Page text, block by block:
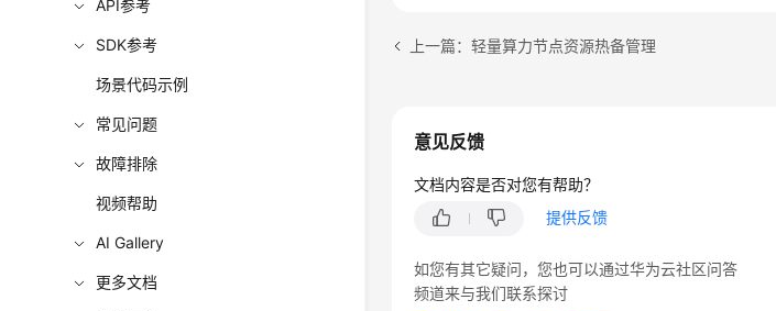
API参考
SDK参考
场景代码示例
常见问题
故障排除
视频帮助
AI Gallery
更多文档
上一篇：轻量算力节点资源热备管理
意见反馈
文档内容是否对您有帮助？
提供反馈
如您有其它疑问，您也可以通过华为云社区问答
频道来与我们联系探讨